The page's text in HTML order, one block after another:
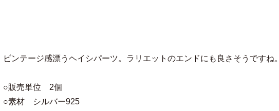
ビンテージ感漂うヘイシパーツ。ラリエットのエンドにも良さそうですね。
○販売単位 2個
○素材 シルバー925